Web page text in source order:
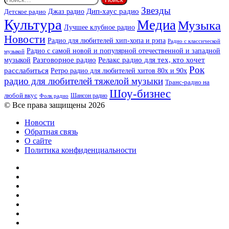
Детское радио Джаз радио Дип-хаус радио Звезды
Культура Лучшее клубное радио МедиаМузыка
Новости Радио для любителей хип-хопа и рэпа Радио с классической
музыкой Радио с самой новой и популярной отечественной и западной
музыкой Разговорное радио Релакс радио для тех, кто хочет
расслабиться Ретро радио для любителей хитов 80х и 90х Рок
радио для любителей тяжелой музыки Транс-радио на
любой вкус Фолк радио Шансон радио Шоу-бизнес
© Все права защищены 2026
Новости
Обратная связь
О сайте
Политика конфиденциальности